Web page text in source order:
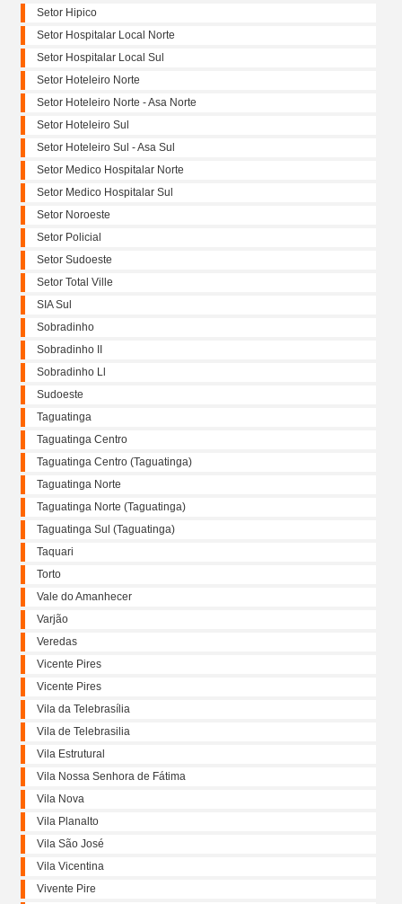
Setor Hipico
Setor Hospitalar Local Norte
Setor Hospitalar Local Sul
Setor Hoteleiro Norte
Setor Hoteleiro Norte - Asa Norte
Setor Hoteleiro Sul
Setor Hoteleiro Sul - Asa Sul
Setor Medico Hospitalar Norte
Setor Medico Hospitalar Sul
Setor Noroeste
Setor Policial
Setor Sudoeste
Setor Total Ville
SIA Sul
Sobradinho
Sobradinho II
Sobradinho Ll
Sudoeste
Taguatinga
Taguatinga Centro
Taguatinga Centro (Taguatinga)
Taguatinga Norte
Taguatinga Norte (Taguatinga)
Taguatinga Sul (Taguatinga)
Taquari
Torto
Vale do Amanhecer
Varjão
Veredas
Vicente Pires
Vicente Pires
Vila da Telebrasília
Vila de Telebrasilia
Vila Estrutural
Vila Nossa Senhora de Fátima
Vila Nova
Vila Planalto
Vila São José
Vila Vicentina
Vivente Pire